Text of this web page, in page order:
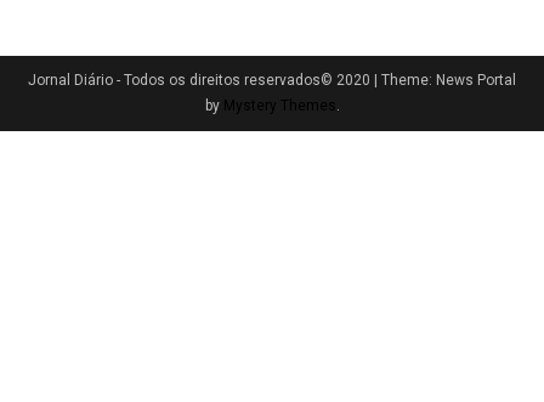
Jornal Diário - Todos os direitos reservados© 2020
Theme: News Portal
by Mystery Themes .